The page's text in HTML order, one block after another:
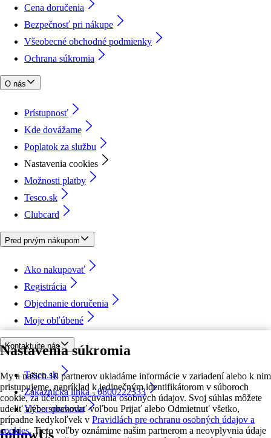
Nastavenia súkromia
My a našich 18 partnerov ukladáme informácie v zariadení alebo k nim
pristupujeme, napríklad k jedinečným identifikátorom v súboroch
cookie, za účelom spracúvania osobných údajov. Svoj súhlas môžete
udeliť alebo spravovať voľbou Prijať alebo Odmietnuť všetko,
prípadne kedykoľvek v Pravidlách pre ochranu osobných údajov a
cookies. Tieto voľby oznámime našim partnerom a neovplyvnia údaje
Cena doručenia
Bezpečnosť pri nákupe
Všeobecné obchodné podmienky
Ochrana súkromia
O nás
Prístupnosť
Kde dovážame
Poplatok za službu
Nastavenia cookies
Možnosti platby
Tesco.sk
Clubcard
Pred prvým nákupom
Ako nakupovať
Registrácia
Objednanie doručenia
Moje obľúbené
Kontaktujte nás
Tesco.sk
Zákaznícka linka - 0800222333
Výber obchodu
followUs